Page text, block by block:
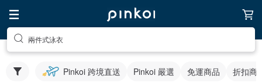
兩件式泳衣
Pinkoi 跨境直送 Pinkoi 嚴選 免運商品 折扣商